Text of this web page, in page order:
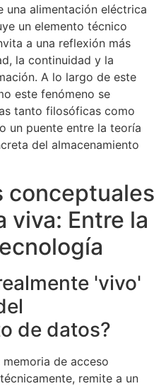
una alimentación eléctrica
un elemento técnico
a una reflexión más
la continuidad y la
A lo largo de este
este fenómeno se
tanto filosóficas como
un puente entre la teoría
del almacenamiento
conceptuales
viva: Entre la
'vivo'
de datos?
de acceso
remite a un